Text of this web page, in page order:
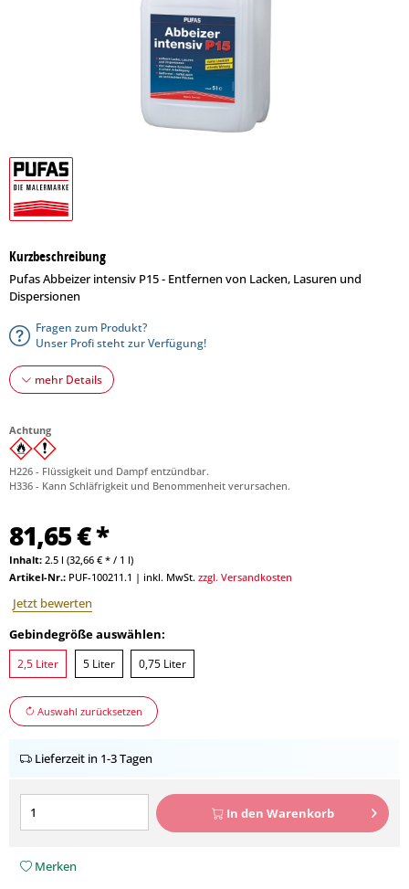
Kurzbeschreibung
Pufas Abbeizer intensiv P15 - Entfernen von Lacken, Lasuren und
Dispersionen
Fragen zum Produkt?
Unser Profi steht zur Verfügung!
mehr Details
Achtung
H226 - Flüssigkeit und Dampf entzündbar.
H336 - Kann Schläfrigkeit und Benommenheit verursachen.
81,65 € *
Inhalt: 2.5 l (32,66 € * / 1 l)
Artikel-Nr.: PUF-100211.1 | inkl. MwSt. zzgl. Versandkosten
Jetzt bewerten
Gebindegröße auswählen:
2,5 Liter 5 Liter 0,75 Liter
Auswahl zurücksetzen
Lieferzeit in 1-3 Tagen
In den Warenkorb
Merken